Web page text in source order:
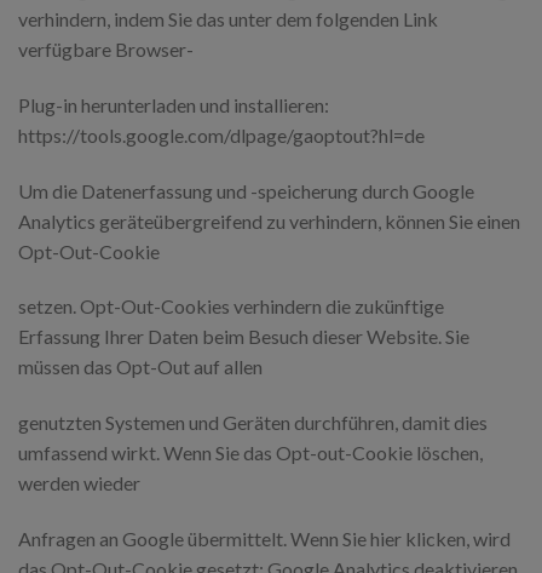
verhindern, indem Sie das unter dem folgenden Link
verfügbare Browser-
Plug-in herunterladen und installieren:
https://tools.google.com/dlpage/gaoptout?hl=de
Um die Datenerfassung und -speicherung durch Google
Analytics geräteübergreifend zu verhindern, können Sie einen
Opt-Out-Cookie
setzen. Opt-Out-Cookies verhindern die zukünftige
Erfassung Ihrer Daten beim Besuch dieser Website. Sie
müssen das Opt-Out auf allen
genutzten Systemen und Geräten durchführen, damit dies
umfassend wirkt. Wenn Sie das Opt-out-Cookie löschen,
werden wieder
Anfragen an Google übermittelt. Wenn Sie hier klicken, wird